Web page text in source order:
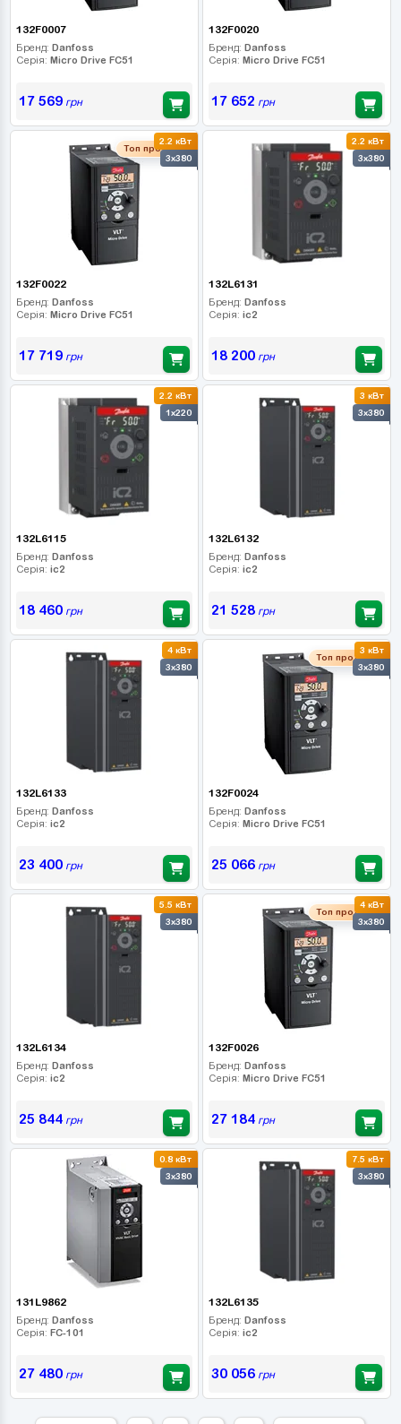
132F0007
Бренд: Danfoss
Серія: Micro Drive FC51
17 569грн
132F0020
Бренд: Danfoss
Серія: Micro Drive FC51
17 652 грн
2.2 кВт
3x380
Топ продаж
132F0022
Бренд: Danfoss
Серія: Micro Drive FC51
17 719грн
2.2 кВт
3x380
132L6131
Бренд: Danfoss
Серія: ic2
18 200грн
2.2 кВт
1x220
132L6115
Бренд: Danfoss
Серія: ic2
18 460грн
3 кВт
3x380
132L6132
Бренд: Danfoss
Серія: ic2
21 528грн
4 кВт
3x380
132L6133
Бренд: Danfoss
Серія: ic2
23 400грн
3 кВт
3x380
Топ продаж
132F0024
Бренд: Danfoss
Серія: Micro Drive FC51
25 066грн
5.5 кВт
3x380
132L6134
Бренд: Danfoss
Серія: ic2
25 844грн
4 кВт
3x380
Топ продаж
132F0026
Бренд: Danfoss
Серія: Micro Drive FC51
27 184грн
0.8 кВт
3x380
131L9862
Бренд: Danfoss
Серія: FC-101
27 480грн
7.5 кВт
3x380
132L6135
Бренд: Danfoss
Серія: ic2
30 056грн